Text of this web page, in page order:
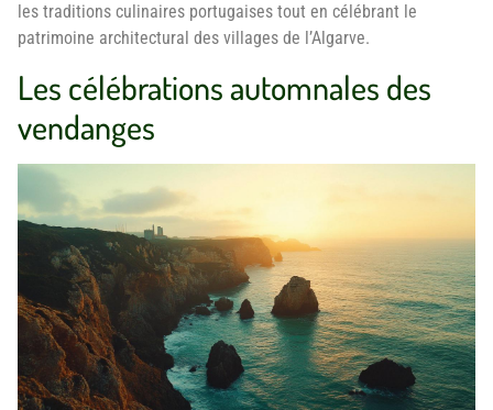
les traditions culinaires portugaises tout en célébrant le
patrimoine architectural des villages de l’Algarve.
Les célébrations automnales des
vendanges